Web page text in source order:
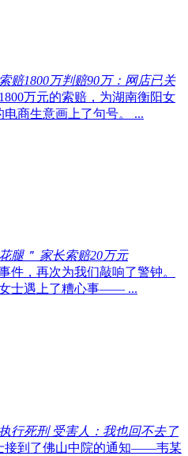
赔1800万判赔90万：网店已关
万元的索赔，为湖南衡阳女
商生意画上了句号。 ...
腿＂ 家长索赔20万元
件，再次为我们敲响了警钟。
士遇上了糟心事—— ...
行死刑 受害人：我也回不去了
接到了佛山中院的通知——韦某